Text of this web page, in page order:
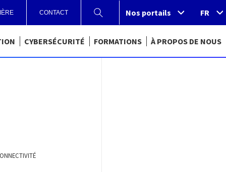
CONTACT Nos portails FR
CYBERSÉCURITÉ FORMATIONS À PROPOS DE NOUS